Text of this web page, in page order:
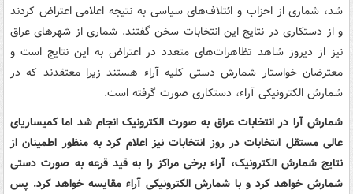
شد، شماری از احزاب و ائتلاف‌های سیاسی به نتیجه اعلامی اعتراض کردند
و از دستکاری در نتایج این انتخابات سخن گفتند. شماری از شهرهای عراق
نیز از دیروز شاهد تظاهرات‌های متعدد در اعتراض به این نتایج است و
معترضان خواستار شمارش دستی کلیه آراء هستند زیرا معتقدند که در
شمارش الکترونیکی آراء، دستکاری صورت گرفته است.
شمارش آرا در انتخابات عراق به صورت الکترونیک انجام شد اما کمیساریای
عالی مستقل انتخابات در روز انتخابات نیز اعلام کرد به منظور اطمینان از
نتایج شمارش الکترونیک، آراء برخی مراکز را به قید قرعه به صورت دستی
شمارش خواهد کرد و با شمارش الکترونیکی آراء مقایسه خواهد کرد. پس